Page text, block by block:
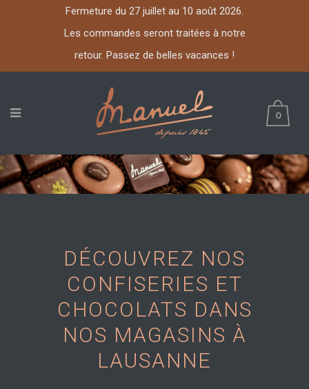
Fermeture du 27 juillet au 10 août 2026.
Les commandes seront traitées à notre
retour. Passez de belles vacances !
0
DÉCOUVREZ NOS
CONFISERIES ET
CHOCOLATS DANS
NOS MAGASINS À
LAUSANNE